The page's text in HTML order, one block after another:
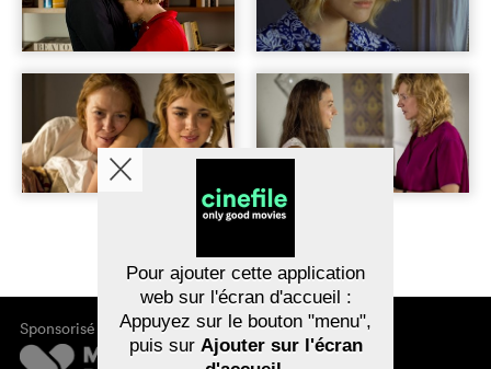
Sponsorisé par
Pour ajouter cette application
web sur l'écran d'accueil :
Appuyez sur le bouton "menu",
puis sur Ajouter sur l'écran